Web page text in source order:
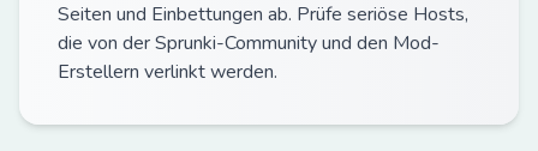
Seiten und Einbettungen ab. Prüfe seriöse Hosts,
die von der Sprunki-Community und den Mod-
Erstellern verlinkt werden.